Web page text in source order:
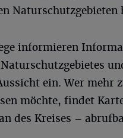
informieren
ein. Wer mehr
möchte, findet
des Kreises –